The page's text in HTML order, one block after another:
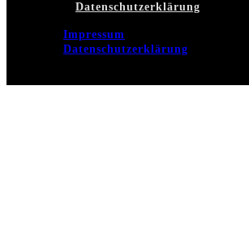
Datenschutzerklärung
Impressum
Datenschutzerklärung